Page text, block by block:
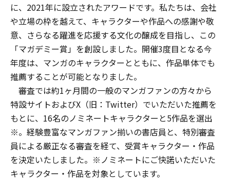
に、2021年に設立されたアワードです。私たちは、会社
や立場の枠を越えて、キャラクターや作品への感謝や敬
意、さらなる躍進を応援する文化の醸成を目指し、この
「マガデミー賞」を創設しました。開催3度目となる今
年度は、マンガのキャラクターとともに、作品単体でも
推薦することが可能となりました。
審査では約1ヶ月間の一般のマンガファンの方々から
特設サイトおよびX（旧：Twitter）でいただいた推薦を
もとに、16名のノミネートキャラクターと5作品を選出
※。経験豊富なマンガファン揃いの書店員と、特別審査
員による厳正なる審査を経て、受賞キャラクター・作品
を決定いたしました。※ノミネートにご快諾いただいた
キャラクター・作品を対象としています。